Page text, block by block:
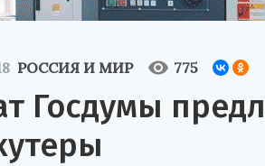
РОССИЯ И МИР 775
Госдумы